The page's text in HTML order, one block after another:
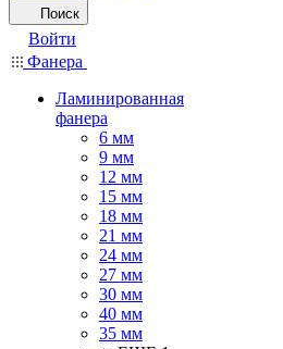
Поиск
Войти
Фанера
Ламинированная
фанера
6 мм
9 мм
12 мм
15 мм
18 мм
21 мм
24 мм
27 мм
30 мм
40 мм
35 мм